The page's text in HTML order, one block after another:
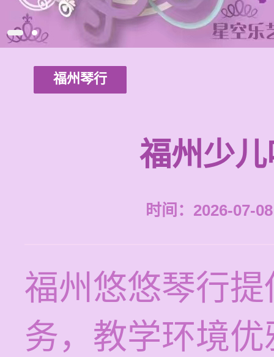
福州琴行
福州少
时间：2026-07-
福州悠悠琴行
务，教学环境